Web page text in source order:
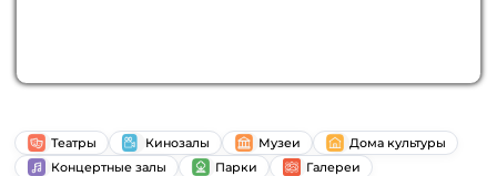
Театры Кинозалы Музеи
Дома культуры
Концертные залы
Парки Галереи